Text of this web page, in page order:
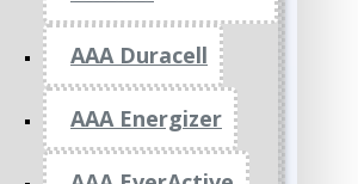
AAA Duracell
AAA Energizer